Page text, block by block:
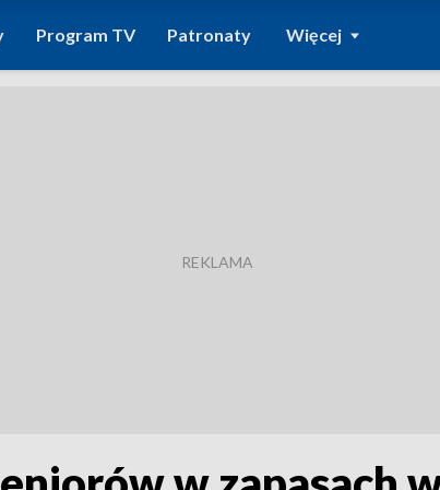
Program TV Patronaty Więcej